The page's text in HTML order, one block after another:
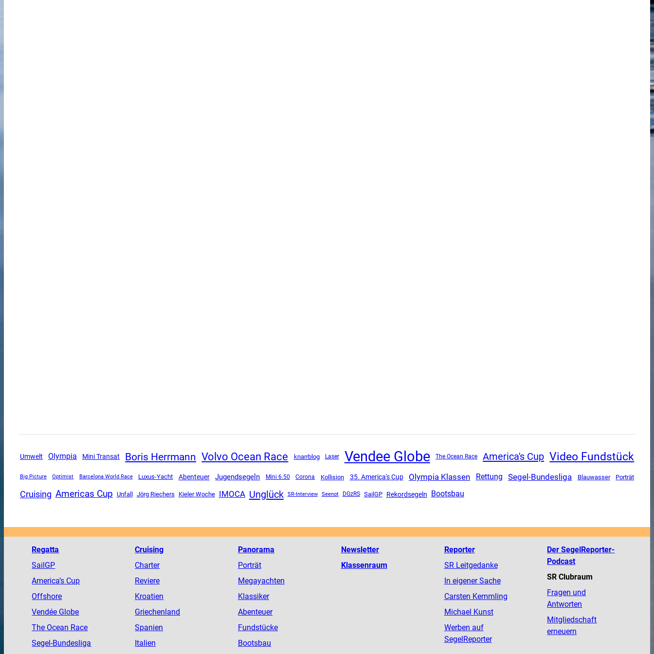
Umwelt Olympia Mini Transat Boris Herrmann Volvo Ocean Race knarrblog Laser Vendee Globe The Ocean Race America's Cup Video Fundstück
Big Picture Optimist Barcelona World Race Luxus-Yacht Abenteuer Jugendsegeln Mini 6.50 Corona Kollision 35. America's Cup Olympia Klassen Rettung Segel-Bundesliga Blauwasser Porträt
Cruising Americas Cup Unfall Jörg Riechers Kieler Woche IMOCA Unglück SR-Interview Seenot DGzRS SailGP Rekordsegeln Bootsbau
Regatta
SailGP
America’s Cup
Offshore
Vendée Globe
The Ocean Race
Segel-Bundesliga
Cruising
Charter
Reviere
Kroatien
Griechenland
Spanien
Italien
Panorama
Porträt
Megayachten
Klassiker
Abenteuer
Fundstücke
Bootsbau
Newsletter
Klassenraum
Reporter
SR Leitgedanke
In eigener Sache
Carsten Kemmling
Michael Kunst
Werben auf
SegelReporter
Der SegelReporter-
Podcast
SR Clubraum
Fragen und
Antworten
Mitgliedschaft
erneuern